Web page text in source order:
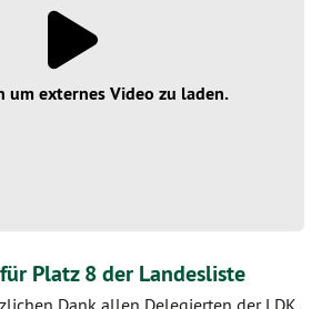
Platz 8 der Landesliste
Dank allen Delegierten der LDK
um externes Video zu laden.